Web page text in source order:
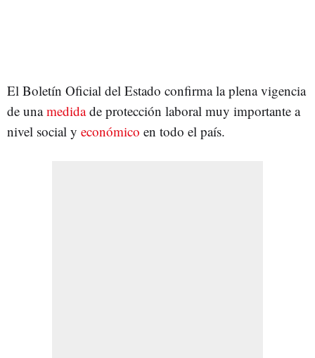
El Boletín Oficial del Estado confirma la plena vigencia
de unamedidade protección laboral muy importante a
nivel social y económico en todo el país.